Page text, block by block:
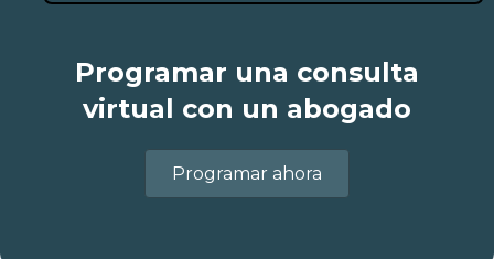
Programar una consulta
virtual con un abogado
Programar ahora